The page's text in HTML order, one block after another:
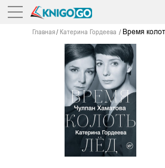
Главная Катерина Гордеева Время